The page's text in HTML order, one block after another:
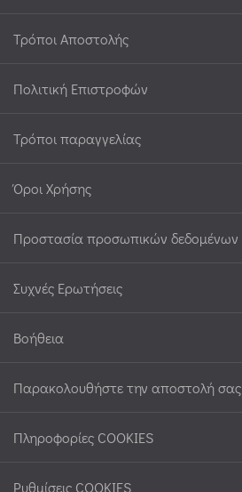
Τρόποι Αποστολής
Πολιτική Επιστροφών
Τρόποι παραγγελίας
Όροι Χρήσης
Προστασία προσωπικών δεδομένων
Συχνές Ερωτήσεις
Βοήθεια
Παρακολουθήστε την αποστολή σας
Πληροφορίες COOKIES
Ρυθμίσεις COOKIES